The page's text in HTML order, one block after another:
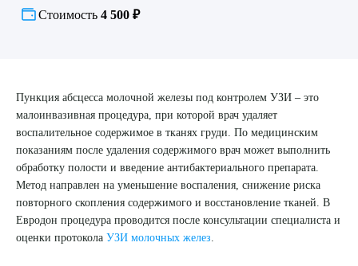
Направления
Пациенту
ДМС
Филиалы
8 (863) 309-05-06
ЗАКАЗАТЬ ЗВОНОК
Стоимость 4 500 ₽
Пункция абсцесса молочной железы под контролем УЗИ – это
малоинвазивная процедура, при которой врач удаляет
воспалительное содержимое в тканях груди. По медицинским
показаниям после удаления содержимого врач может выполнить
обработку полости и введение антибактериального препарата.
Метод направлен на уменьшение воспаления, снижение риска
повторного скопления содержимого и восстановление тканей. В
Евродон процедура проводится после консультации специалиста и
оценки протокола УЗИ молочных желез